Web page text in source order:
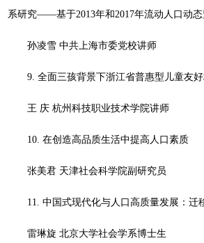
系研究——基于2013年和2017年流动人口动
孙凌雪 中共上海市委党校讲师
9. 全面三孩背景下浙江省普惠型儿童友
王 庆 杭州科技职业技术学院讲师
10. 在创造高品质生活中提高人口素质
张美君 天津社会科学院副研究员
11. 中国式现代化与人口高质量发展：迁
雷琳旋 北京大学社会学系博士生